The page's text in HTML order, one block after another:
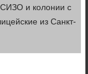
и колонии с
из Санкт-